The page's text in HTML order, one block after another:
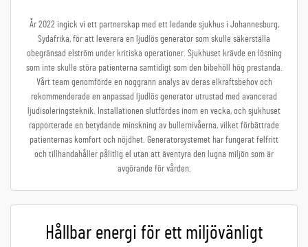
År 2022 ingick vi ett partnerskap med ett ledande sjukhus i Johannesburg,
Sydafrika, för att leverera en ljudlös generator som skulle säkerställa
obegränsad elström under kritiska operationer. Sjukhuset krävde en lösning
som inte skulle störa patienterna samtidigt som den bibehöll hög prestanda.
Vårt team genomförde en noggrann analys av deras elkraftsbehov och
rekommenderade en anpassad ljudlös generator utrustad med avancerad
ljudisoleringsteknik. Installationen slutfördes inom en vecka, och sjukhuset
rapporterade en betydande minskning av bullernivåerna, vilket förbättrade
patienternas komfort och nöjdhet. Generatorsystemet har fungerat felfritt
och tillhandahåller pålitlig el utan att äventyra den lugna miljön som är
avgörande för vården.
Hållbar energi för ett miljövänligt